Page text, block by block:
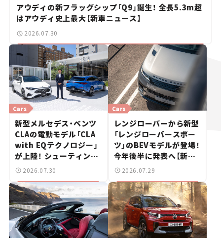
アウディの新フラッグシップ「Q9」誕生！ 全長5.3m超
はアウディ史上最大【新車ニュース】
2026.07.30
Cars
新型メルセデス・ベンツ
CLAの電動モデル「CLA
with EQテクノロジー」
が上陸！ シューティング
ブレークも発売【新車ニ
2026.07.30
Cars
レンジローバーから新型
「レンジローバースポー
ツ」のBEVモデルが登場！
今年後半に発表へ【新車
ニュース】
2026.07.29